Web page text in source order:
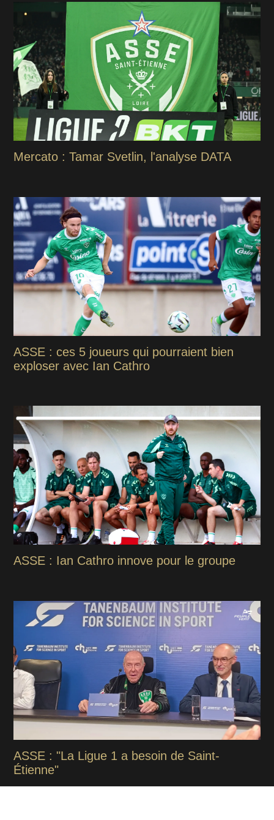
Mercato : Tamar Svetlin, l'analyse DATA
ASSE : ces 5 joueurs qui pourraient bien
exploser avec Ian Cathro
ASSE : Ian Cathro innove pour le groupe
ASSE : "La Ligue 1 a besoin de Saint-
Étienne"